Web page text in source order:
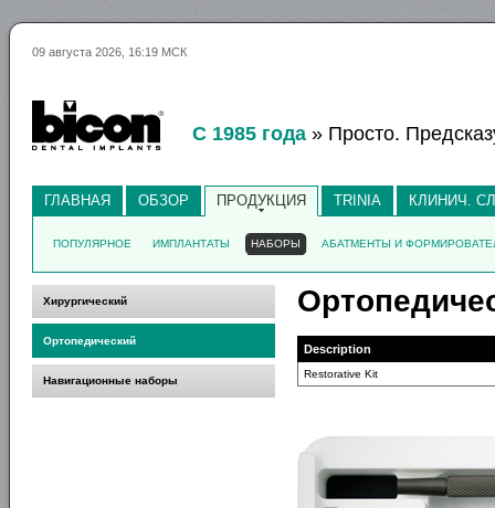
09 августа 2026, 16:19 МСК
С 1985 года » Просто.
ГЛАВНАЯ ОБЗОР ПРОДУКЦИЯ TRINIA КЛИНИЧ.
ПОПУЛЯРНОЕ ИМПЛАНТАТЫ НАБОРЫ АБАТМЕНТЫ И
Хирургический
Ортопедический
Навигационные наборы
Description
Restorative Kit